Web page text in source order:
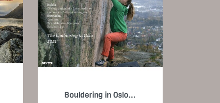
 Vorschau
Bouldering in Oslo...